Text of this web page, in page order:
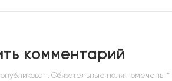
комментарий
Обязательные поля помечены *